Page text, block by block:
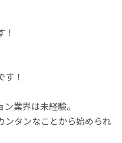
！
業界は未経験。
ンタンなことから始められ